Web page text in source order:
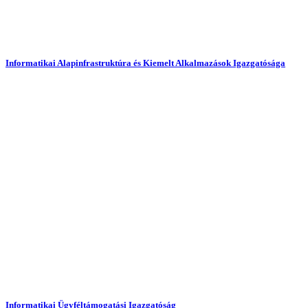
Informatikai Alapinfrastruktúra és Kiemelt Alkalmazások Igazgatósága
Informatikai Ügyféltámogatási Igazgatóság